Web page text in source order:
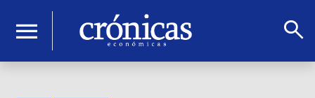
menu search